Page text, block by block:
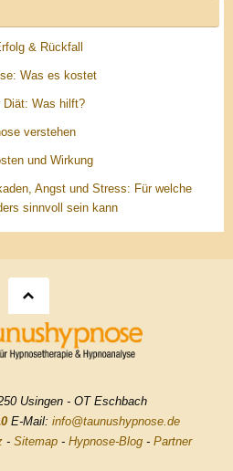
& Rückfall
Was es kostet
Diät: Was hilft?
verstehen
und Wirkung
Angst und Stress: Für welche
sinnvoll sein kann
Usingen - OT Eschbach
E-Mail: info@taunushypnose.de
- Sitemap- Hypnose-Blog- Partner